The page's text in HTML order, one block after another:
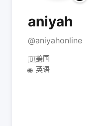
aniyah
@aniyahonline
🇺🇸美国
🌐 英语